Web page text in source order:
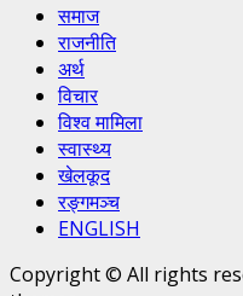
समाज
राजनीति
अर्थ
विचार
विश्व मामिला
स्वास्थ्य
खेलकूद
रङ्गमञ्च
ENGLISH
Copyright © All rights